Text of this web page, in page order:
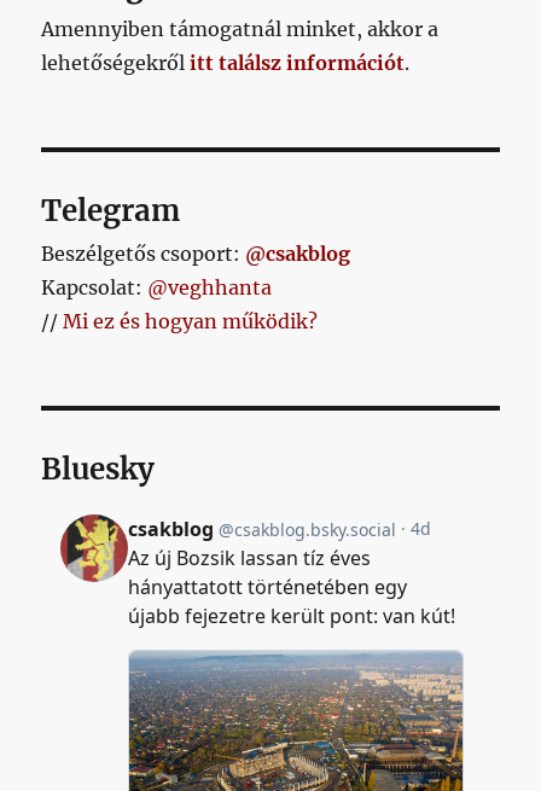
bejegyzéshez
Amennyiben támogatnál minket, akkor a
lehetőségekrőlitt találsz információt.
Telegram
Beszélgetős csoport: @csakblog
Kapcsolat: @veghhanta
//Mi ez és hogyan működik?
Bluesky